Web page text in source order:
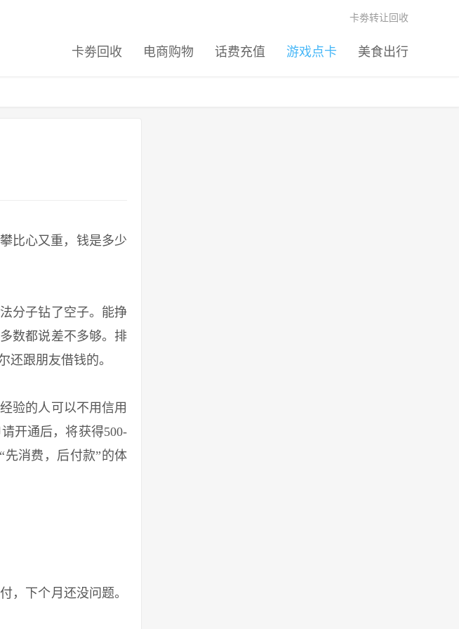
卡劵回收 电商购物 话费充值 游戏点卡 美食出行
卡劵转让回收
比心又重，钱是多少
分子钻了空子。能挣
数都说差不多够。排
还跟朋友借钱的。
验的人可以不用信用
开通后，将获得500-
先消费，后付款”的体
下个月还没问题。